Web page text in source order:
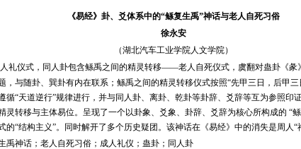
《易经》卦、爻体系中的“鲧复生禹”神话与老人自死习俗
徐永安
（湖北汽车工业学院人文学院）
礼仪式，同人卦包含鲧禹之间的精灵转移——老人自死仪式，虞翻对蛊卦《彖
与随卦、巽卦有内在联系；鲧禹之间的精灵转移仪式按照“先甲三日，后甲
循“天道逆行”规律进行，并与同人卦、离卦、乾卦等卦辞、爻辞等互为参照印
灵转移与主体易位。呈现了一个以卦象、爻象、卦辞、爻辞为核心所构成的 “
的“结构主义”。同时解开了多个历史疑团。该神话在《易经》中的消失是周人“
禹神话；老人自死习俗；成人礼仪；蛊卦；同人卦